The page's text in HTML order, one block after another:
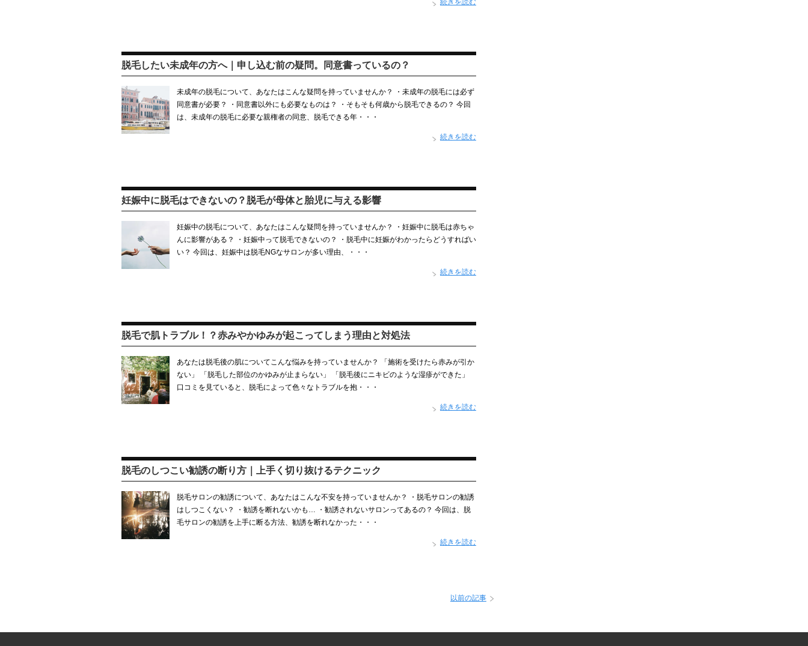
続きを読む
脱毛したい未成年の方へ｜申し込む前の疑問。同意書っているの？
未成年の脱毛について、あなたはこんな疑問を持っていませんか？ ・未成年の脱毛には必ず
同意書が必要？ ・同意書以外にも必要なものは？ ・そもそも何歳から脱毛できるの？ 今回
は、未成年の脱毛に必要な親権者の同意、脱毛できる年・・・
続きを読む
妊娠中に脱毛はできないの？脱毛が母体と胎児に与える影響
妊娠中の脱毛について、あなたはこんな疑問を持っていませんか？ ・妊娠中に脱毛は赤ちゃ
んに影響がある？ ・妊娠中って脱毛できないの？ ・脱毛中に妊娠がわかったらどうすればい
い？ 今回は、妊娠中は脱毛NGなサロンが多い理由、・・・
続きを読む
脱毛で肌トラブル！？赤みやかゆみが起こってしまう理由と対処法
あなたは脱毛後の肌についてこんな悩みを持っていませんか？ 「施術を受けたら赤みが引か
ない」 「脱毛した部位のかゆみが止まらない」 「脱毛後にニキビのような湿疹ができた」
口コミを見ていると、脱毛によって色々なトラブルを抱・・・
続きを読む
脱毛のしつこい勧誘の断り方｜上手く切り抜けるテクニック
脱毛サロンの勧誘について、あなたはこんな不安を持っていませんか？ ・脱毛サロンの勧誘
はしつこくない？ ・勧誘を断れないかも… ・勧誘されないサロンってあるの？ 今回は、脱
毛サロンの勧誘を上手に断る方法、勧誘を断れなかった・・・
続きを読む
以前の記事